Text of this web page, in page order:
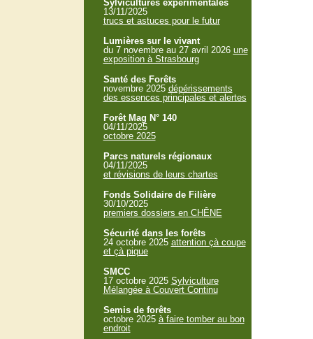
Sylvicultures expérimentales
13/11/2025
trucs et astuces pour le futur
Lumières sur le vivant
du 7 novembre au 27 avril 2026 une
exposition à Strasbourg
Santé des Forêts
novembre 2025 dépérissements
des essences principales et alertes
Forêt Mag N° 140
04/11/2025
octobre 2025
Parcs naturels régionaux
04/11/2025
et révisions de leurs chartes
Fonds Solidaire de Filière
30/10/2025
premiers dossiers en CHÊNE
Sécurité dans les forêts
24 octobre 2025 attention çà coupe
et çà pique
SMCC
17 octobre 2025 Sylviculture
Mélangée à Couvert Continu
Semis de forêts
octobre 2025 à faire tomber au bon
endroit